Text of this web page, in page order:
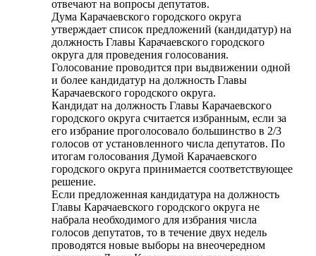
отвечают на вопросы депутатов.
Дума Карачаевского городского округа
утверждает список предложений (кандидатур) на
должность Главы Карачаевского городского
округа для проведения голосования.
Голосование проводится при выдвижении одной
и более кандидатур на должность Главы
Карачаевского городского округа.
Кандидат на должность Главы Карачаевского
городского округа считается избранным, если за
его избрание проголосовало большинство в 2/3
голосов от установленного числа депутатов. По
итогам голосования Думой Карачаевского
городского округа принимается соответствующее
решение.
Если предложенная кандидатура на должность
Главы Карачаевского городского округа не
набрала необходимого для избрания числа
голосов депутатов, то в течение двух недель
проводятся новые выборы на внеочередном